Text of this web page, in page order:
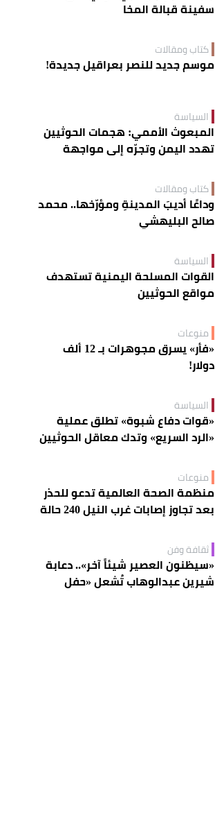
سفينة قبالة المخا
كتاب ومقالات
موسم جديد للنصر بعراقيل جديدة!
السياسة
المبعوث الأممي: هجمات الحوثيين
تهدد اليمن وتجرّه إلى مواجهة
كتاب ومقالات
وداعًا أديبَ المدينةِ ومؤرّخها.. محمد
صالح البليهشي
السياسة
القوات المسلحة اليمنية تستهدف
مواقع الحوثيين
منوعات
«فأر» يسرق مجوهرات بـ 12 ألف
دولار!
السياسة
«قوات دفاع شبوة» تطلق عملية
«الرد السريع» وتدك معاقل الحوثيين
منوعات
منظمة الصحة العالمية تدعو للحذر
بعد تجاوز إصابات غرب النيل 240 حالة
ثقافة وفن
«سيظنون العصير شيئاً آخر».. دعابة
شيرين عبدالوهاب تُشعل «حفل